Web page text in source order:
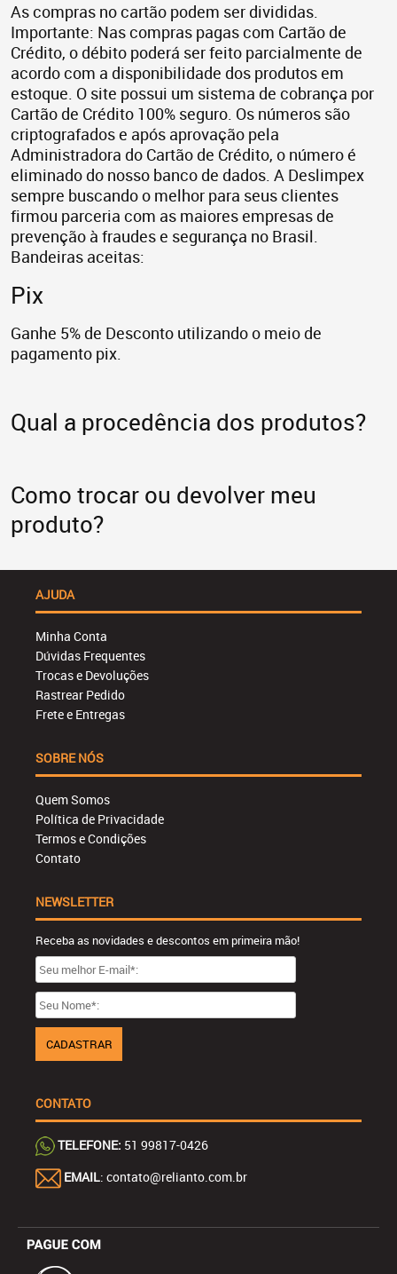
As compras no cartão podem ser divididas.
Importante: Nas compras pagas com Cartão de
Crédito, o débito poderá ser feito parcialmente de
acordo com a disponibilidade dos produtos em
estoque. O site possui um sistema de cobrança por
Cartão de Crédito 100% seguro. Os números são
criptografados e após aprovação pela
Administradora do Cartão de Crédito, o número é
eliminado do nosso banco de dados. A Deslimpex
sempre buscando o melhor para seus clientes
firmou parceria com as maiores empresas de
prevenção à fraudes e segurança no Brasil.
Bandeiras aceitas:
Pix
Ganhe 5% de Desconto utilizando o meio de
pagamento pix.
Qual a procedência dos produtos?
Como trocar ou devolver meu
produto?
AJUDA
Minha Conta
Dúvidas Frequentes
Trocas e Devoluções
Rastrear Pedido
Frete e Entregas
SOBRE NÓS
Quem Somos
Política de Privacidade
Termos e Condições
Contato
NEWSLETTER
Receba as novidades e descontos em primeira mão!
CONTATO
TELEFONE: 51 99817-0426
EMAIL: contato@relianto.com.br